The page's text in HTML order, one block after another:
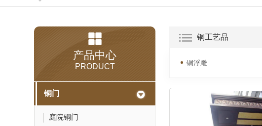
产品中心
PRODUCT
铜门
庭院铜门
铜工艺品
铜浮雕